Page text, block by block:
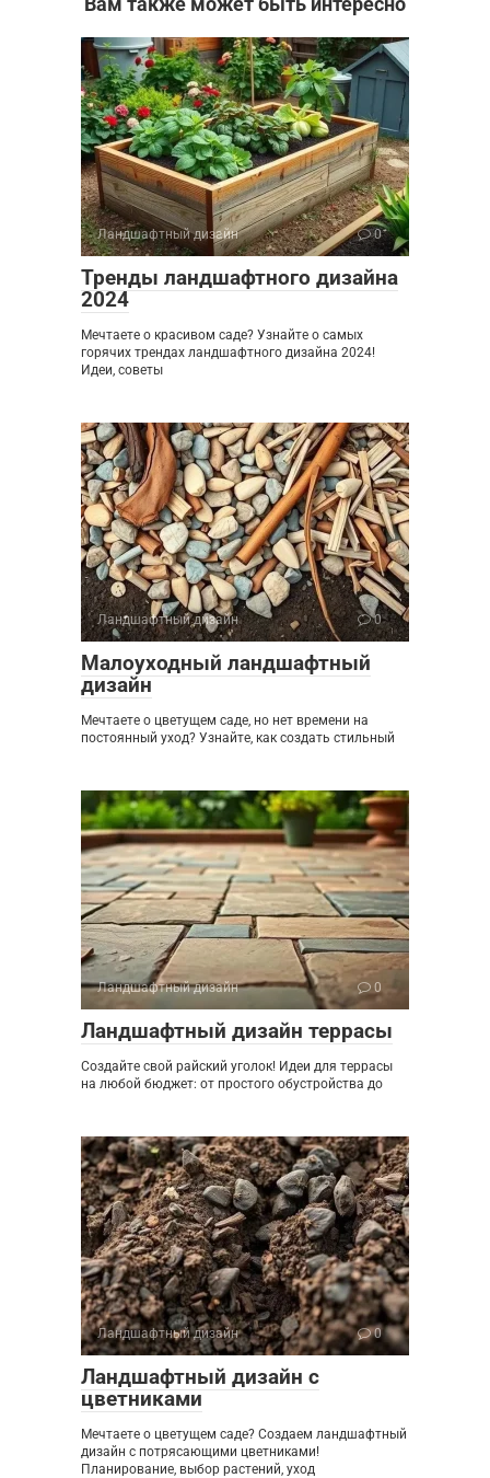
Ландшафтный дизайн 0
Тренды ландшафтного дизайна
2024
Мечтаете о красивом саде? Узнайте о самых
горячих трендах ландшафтного дизайна 2024!
Идеи, советы
Ландшафтный дизайн 0
Малоуходный ландшафтный
дизайн
Мечтаете о цветущем саде, но нет времени на
постоянный уход? Узнайте, как создать стильный
Ландшафтный дизайн 0
Ландшафтный дизайн террасы
Создайте свой райский уголок! Идеи для террасы
на любой бюджет: от простого обустройства до
Ландшафтный дизайн 0
Ландшафтный дизайн с
цветниками
Мечтаете о цветущем саде? Создаем ландшафтный
дизайн с потрясающими цветниками!
Планирование, выбор растений, уход